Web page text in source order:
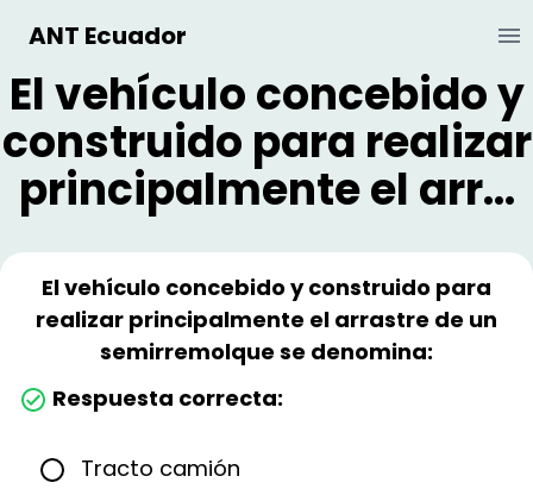
ANT Ecuador
El vehículo concebido y
construido para realizar
principalmente el arr...
El vehículo concebido y construido para
realizar principalmente el arrastre de un
semirremolque se denomina:
Respuesta correcta:
Tracto camión